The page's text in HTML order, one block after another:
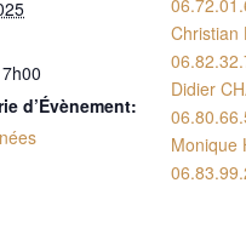
d’Évènement:
Christian
Didier
Monique